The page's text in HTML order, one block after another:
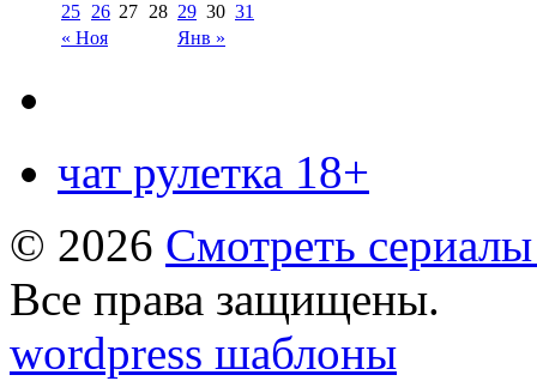
« Ноя Янв »
25 26 27 28 29 30 31
чат рулетка 18+
© 2026 Смотреть
Все права защищены.
wordpress шаблоны